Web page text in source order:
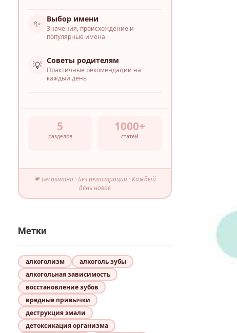
✨ Выбор имени
Значения, происхождение и
популярные имена
💡 Советы родителям
Практичные рекомендации на
каждый день
5
разделов
1000+
статей
💗 Бесплатно · Без регистрации · Каждый
день новое
Метки
алкоголизм
алкоголь зубы
алкогольная зависимость
восстановление зубов
вредные привычки
деструкция эмали
детоксикация организма